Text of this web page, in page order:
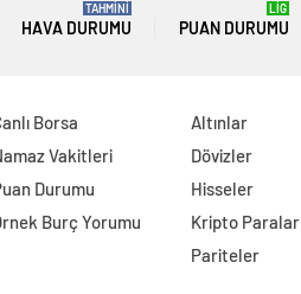
HAVA DURUMU
TAHMİNİ
PUAN DURUMU
LİG
Borsa
Vakitleri
Durumu
Burç Yorumu
Altınlar
Dövizler
Hisseler
Kripto Paralar
Pariteler